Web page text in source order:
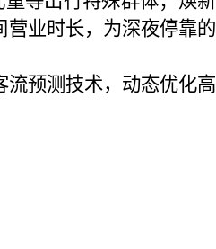
营业时长，为深夜停靠的
流预测技术，动态优化高